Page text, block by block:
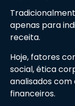
apenas para
receita.
Hoje, fatores
social, ética
analisados com
financeiros.